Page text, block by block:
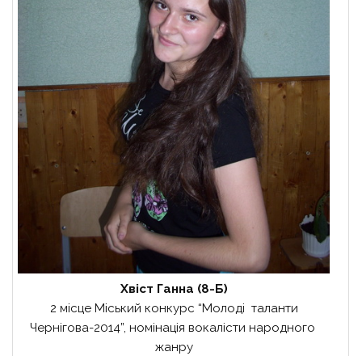
Хвіст Ганна (8-Б)
2 місце Міський конкурс “Молоді таланти
Чернігова-2014”, номінація вокалісти народного
жанру